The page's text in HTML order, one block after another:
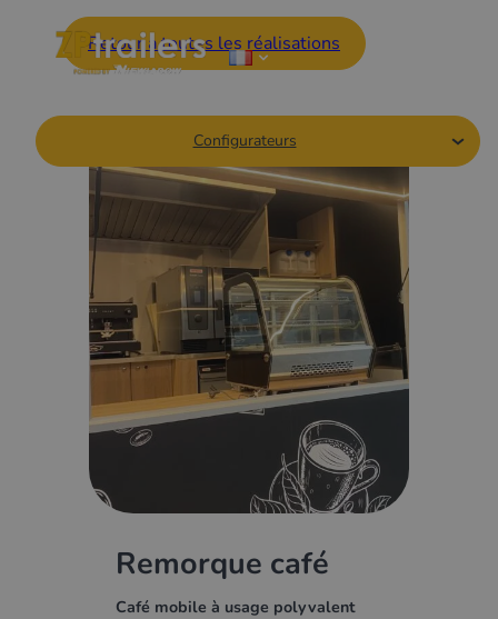
Configurateurs
Retour à toutes les réalisations
Remorque café
Café mobile à usage polyvalent